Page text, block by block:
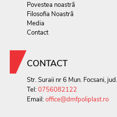
Povestea noastră
Filosofia Noastrã
Media
Contact
CONTACT
Str. Suraii nr 6 Mun. Focsani,
Tel:0756082122
Email:office@dmfpoliplast.ro